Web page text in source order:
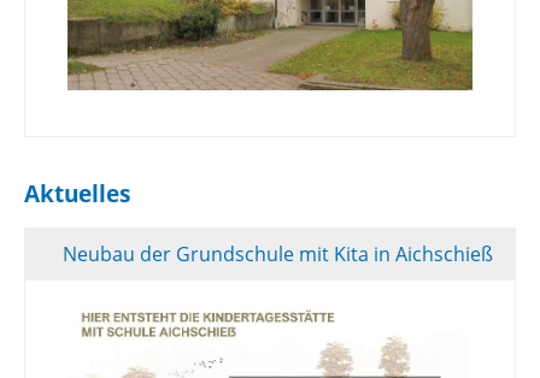
Aktuelles
Neubau der Grundschule mit Kita in Aichschieß